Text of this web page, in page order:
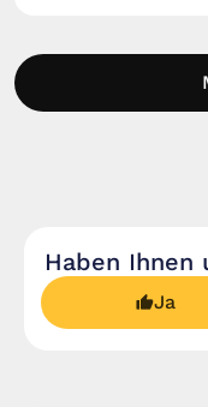
Haben Ihnen
Ja